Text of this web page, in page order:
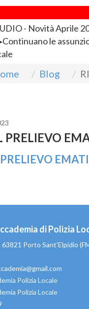
- Novità Aprile
Continuano le
Blog
PRELIEVO
di Polizia
Porto Sant'Elpidio
Polizia Locale
Polizia Locale